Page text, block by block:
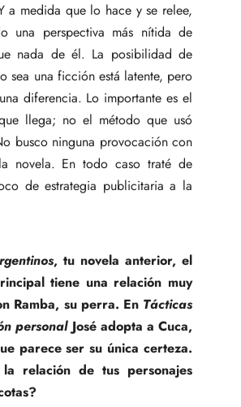
a medida que lo hace y se relee,
una perspectiva más nítida de
nada de él. La posibilidad de
sea una ficción está latente, pero
diferencia. Lo importante es el
llega; no el método que usó
busco ninguna provocación con
novela. En todo caso traté de
de estrategia publicitaria a la
, tu novela anterior, el
tiene una relación muy
Ramba, su perra. En Tácticas
personalJosé adopta a Cuca,
parece ser su única certeza.
la relación de tus personajes